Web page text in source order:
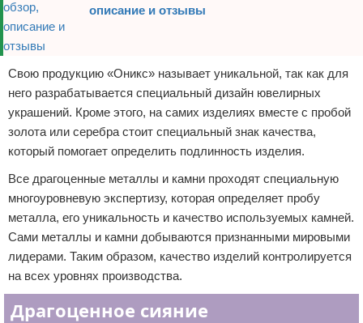
описание и отзывы
Свою продукцию «Оникс» называет уникальной, так как для
него разрабатывается специальный дизайн ювелирных
украшений. Кроме этого, на самих изделиях вместе с пробой
золота или серебра стоит специальный знак качества,
который помогает определить подлинность изделия.
Все драгоценные металлы и камни проходят специальную
многоуровневую экспертизу, которая определяет пробу
металла, его уникальность и качество используемых камней.
Сами металлы и камни добываются признанными мировыми
лидерами. Таким образом, качество изделий контролируется
на всех уровнях производства.
Драгоценное сияние